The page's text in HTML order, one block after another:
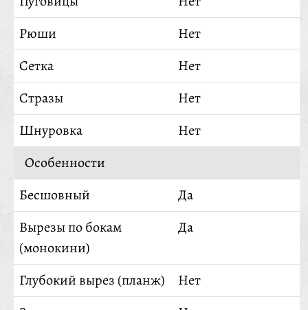
Рюши
Нет
Сетка
Нет
Стразы
Нет
Шнуровка
Нет
Особенности
Бесшовный
Да
Вырезы по бокам
(монокини)
Да
Глубокий вырез (планж)
Нет